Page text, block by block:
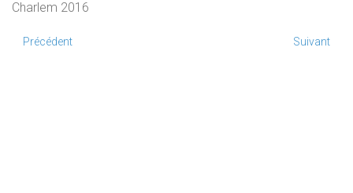
Charlem 2016
Précédent Suivant